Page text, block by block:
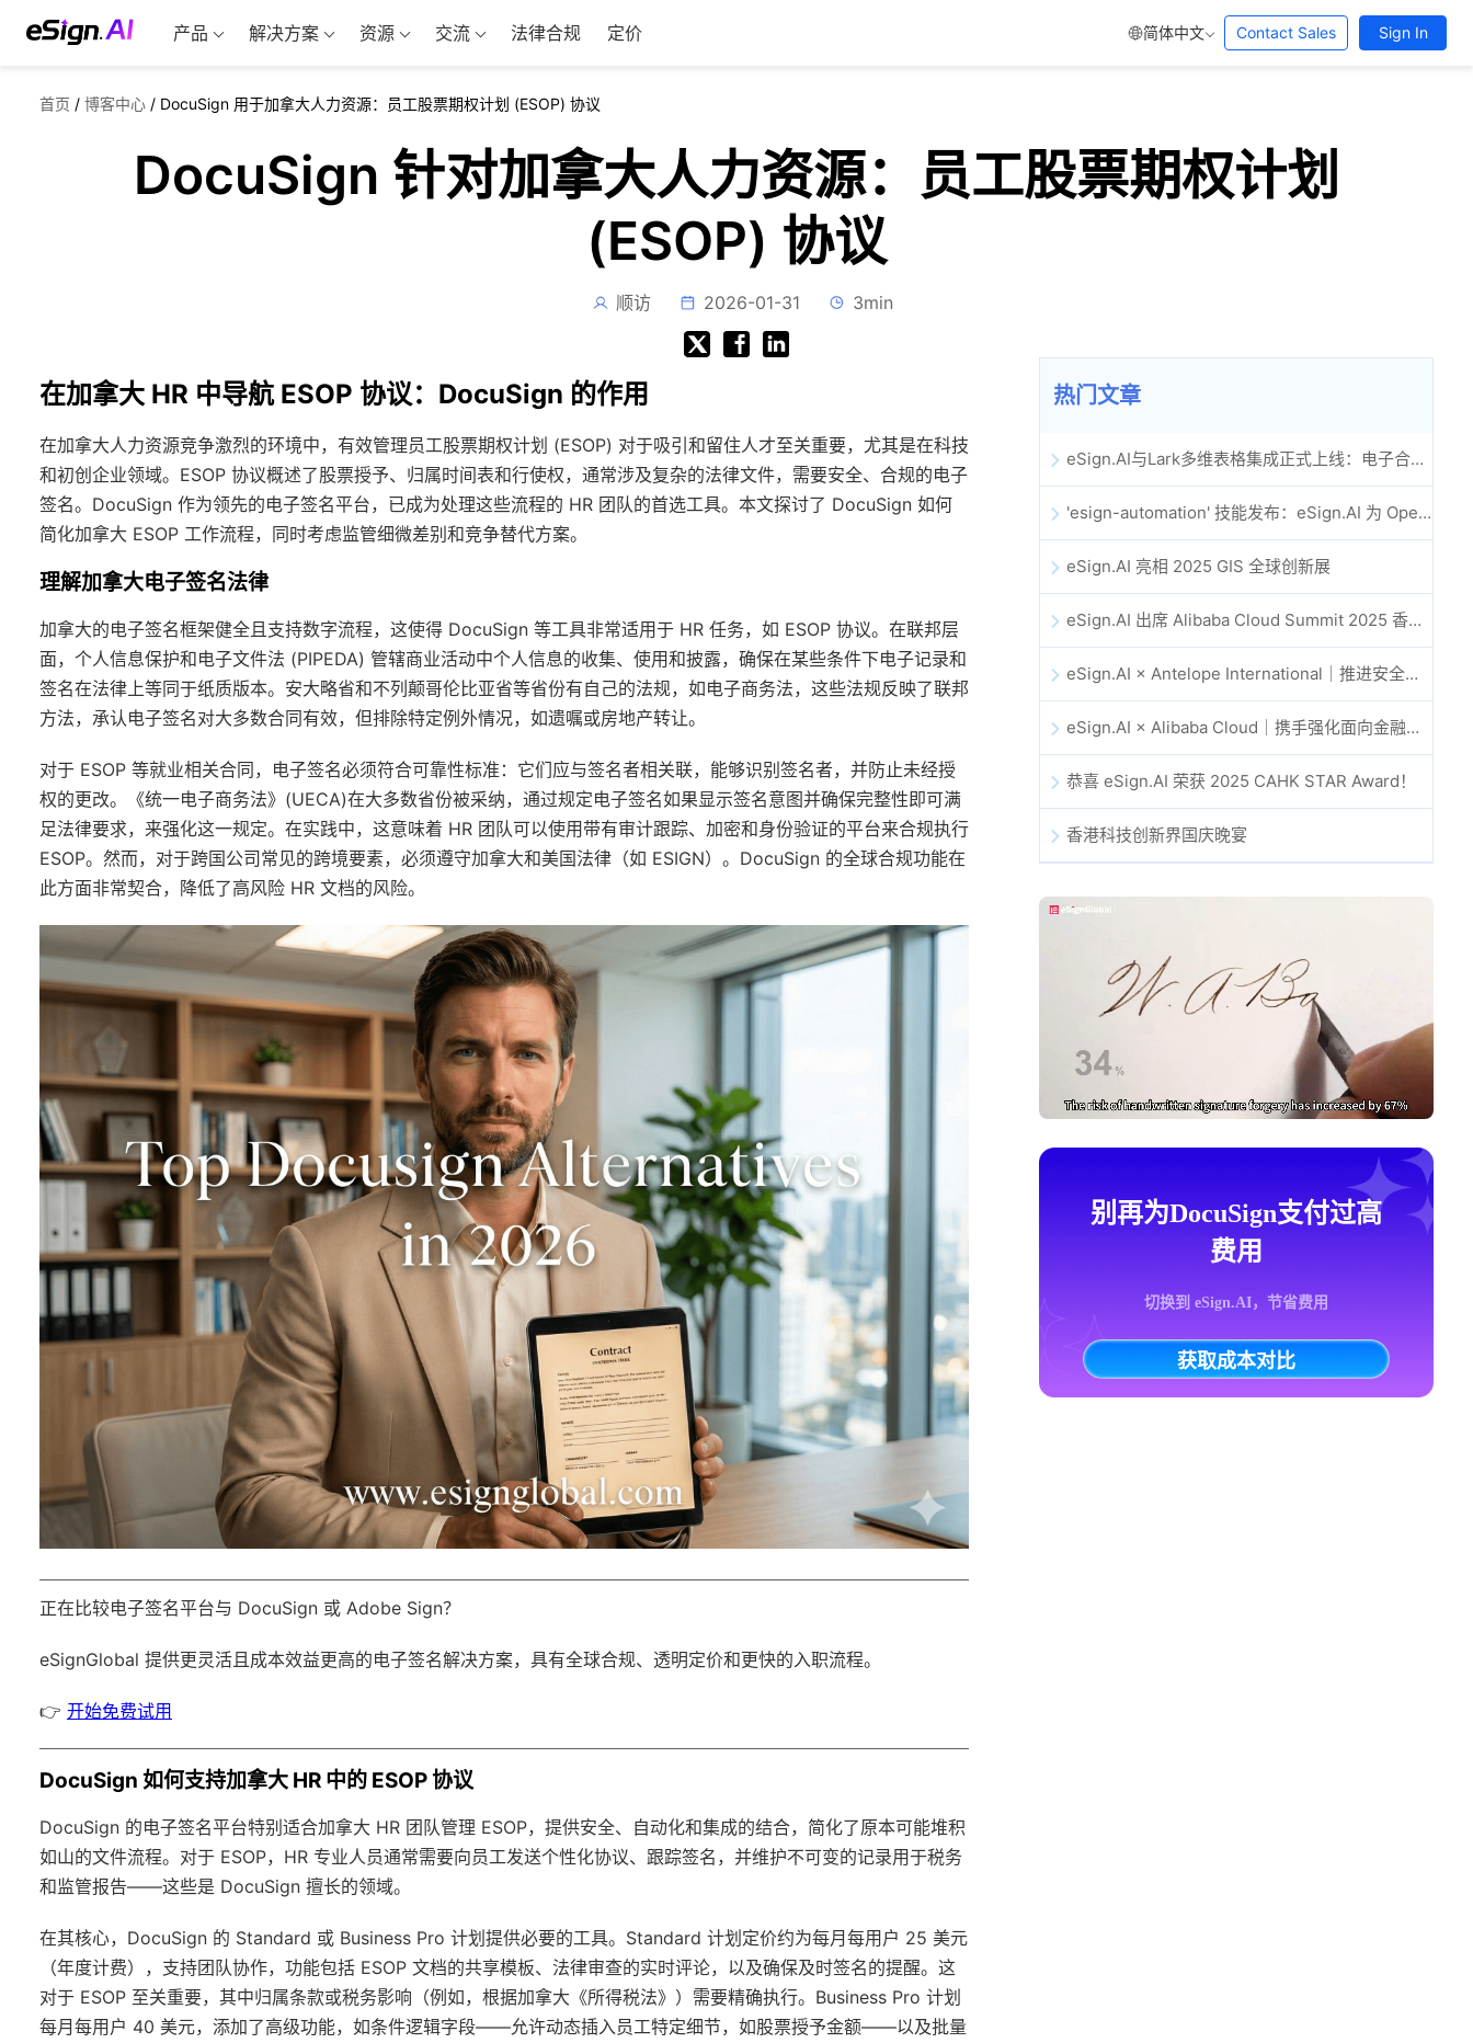
产品 解决方案 资源 交流 法律合规 定价 简体中文 Contact Sales Sign In
首页 / 博客中心 / DocuSign 用于加拿大人力资源：员工股票期权计划 (ESOP) 协议
DocuSign 针对加拿大人力资源：员工股票期权计划
(ESOP) 协议
顺访 2026-01-31 3min
在加拿大 HR 中导航 ESOP 协议：DocuSign 的作用
在加拿大人力资源竞争激烈的环境中，有效管理员工股票期权计划 (ESOP) 对于吸引和留住人才至关重要，尤其是在科技
和初创企业领域。ESOP 协议概述了股票授予、归属时间表和行使权，通常涉及复杂的法律文件，需要安全、合规的电子
签名。DocuSign 作为领先的电子签名平台，已成为处理这些流程的 HR 团队的首选工具。本文探讨了 DocuSign 如何
简化加拿大 ESOP 工作流程，同时考虑监管细微差别和竞争替代方案。
理解加拿大电子签名法律
加拿大的电子签名框架健全且支持数字流程，这使得 DocuSign 等工具非常适用于 HR 任务，如 ESOP 协议。在联邦层
面， 个人信息保护和电子文件法 (PIPEDA) 管辖商业活动中个人信息的收集、使用和披露，确保在某些条件下电子记录和
签名在法律上等同于纸质版本。安大略省和不列颠哥伦比亚省等省份有自己的法规，如电子商务法，这些法规反映了联邦
方法，承认电子签名对大多数合同有效，但排除特定例外情况，如遗嘱或房地产转让。
对于 ESOP 等就业相关合同，电子签名必须符合可靠性标准：它们应与签名者相关联，能够识别签名者，并防止未经授
权的更改。《统一电子商务法》(UECA)在大多数省份被采纳，通过规定电子签名如果显示签名意图并确保完整性即可满
足法律要求，来强化这一规定。在实践中，这意味着 HR 团队可以使用带有审计跟踪、加密和身份验证的平台来合规执行
ESOP。然而，对于跨国公司常见的跨境要素，必须遵守加拿大和美国法律（如 ESIGN）。DocuSign 的全球合规功能在
此方面非常契合，降低了高风险 HR 文档的风险。
正在比较电子签名平台与 DocuSign 或 Adobe Sign？
eSignGlobal 提供更灵活且成本效益更高的电子签名解决方案，具有全球合规、透明定价和更快的入职流程。
👉 开始免费试用
DocuSign 如何支持加拿大 HR 中的 ESOP 协议
DocuSign 的电子签名平台特别适合加拿大 HR 团队管理 ESOP，提供安全、自动化和集成的结合，简化了原本可能堆积
如山的文件流程。对于 ESOP，HR 专业人员通常需要向员工发送个性化协议、跟踪签名，并维护不可变的记录用于税务
和监管报告——这些是 DocuSign 擅长的领域。
在其核心，DocuSign 的 Standard 或 Business Pro 计划提供必要的工具。Standard 计划定价约为每月每用户 25 美元
（年度计费），支持团队协作，功能包括 ESOP 文档的共享模板、法律审查的实时评论，以及确保及时签名的提醒。这
对于 ESOP 至关重要，其中归属条款或税务影响（例如，根据加拿大《所得税法》）需要精确执行。Business Pro 计划
每月每用户 40 美元，添加了高级功能，如条件逻辑字段——允许动态插入员工特定细节，如股票授予金额——以及批量
热门文章
eSign.AI与Lark多维表格集成正式上线：电子合同签署归档全程自动化
'esign-automation' 技能发布：eSign.AI 为 OpenClaw 提供自动化电子签名能力
eSign.AI 亮相 2025 GIS 全球创新展
eSign.AI 出席 Alibaba Cloud Summit 2025 香港站，共同探讨 AI 驱动的云创新与数字信任未来
eSign.AI × Antelope International｜推进安全且由 AI 驱动的数字化工作流
eSign.AI × Alibaba Cloud｜携手强化面向金融科技的全球数字信任
恭喜 eSign.AI 荣获 2025 CAHK STAR Award！
香港科技创新界国庆晚宴
别再为DocuSign支付过高
费用
切换到 eSign.AI，节省费用
获取成本对比